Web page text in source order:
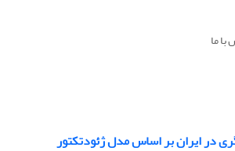
ما
در ایران بر اساس مدل ژئودتکتور